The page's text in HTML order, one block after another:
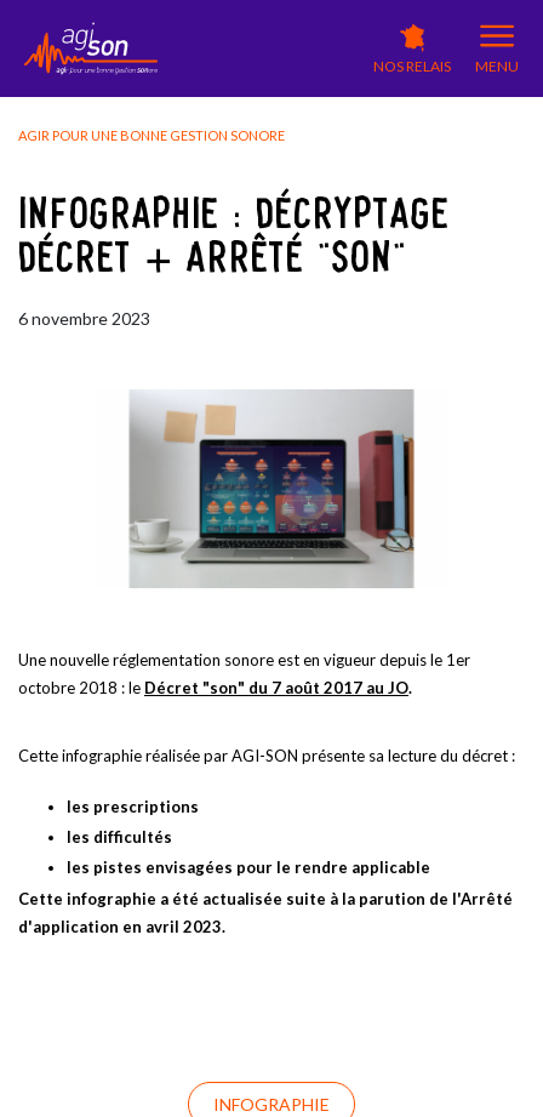
NOS RELAIS MENU
AGIR POUR UNE BONNE GESTION SONORE
INFOGRAPHIE : DÉCRYPTAGE
DÉCRET + ARRÊTÉ "SON"
6novembre 2023
Une nouvelle réglementation sonore est en vigueur depuis le 1er
octobre 2018 : le Décret "son" du 7 août 2017 au JO.
Cette infographie réalisée par AGI-SON présente sa lecture du décret :
les prescriptions
les difficultés
les pistes envisagées pour le rendre applicable
Cette infographie a été actualisée suite à la parution de l'Arrêté
d'application en avril 2023.
INFOGRAPHIE